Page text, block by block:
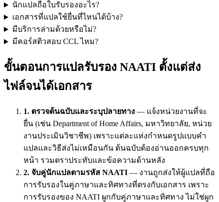
นักแปลถือใบรับรองอะไร?
เอกสารที่แปลใช้ยื่นที่ไหนได้บ้าง?
มีบริการล่ามด้วยหรือไม่?
มีคอร์สติวสอบ CCL ไหม?
ขั้นตอนการแปลรับรอง NAATI ตั้งแต่ส่ง
ไฟล์จนได้เอกสาร
1. ตรวจต้นฉบับและระบุปลายทาง — แจ้งหน่วยงานที่จะ
ยื่น (เช่น Department of Home Affairs, มหาวิทยาลัย, หน่วย
งานประเมินวิชาชีพ) เพราะแต่ละแห่งกำหนดรูปแบบคำ
แปลและวิธีส่งไม่เหมือนกัน ต้นฉบับต้องอ่านออกครบทุก
หน้า รวมตราประทับและข้อความด้านหลัง
2. จับคู่นักแปลตามรหัส NAATI — งานถูกส่งให้ผู้แปลที่ถือ
การรับรองในคู่ภาษาและทิศทางที่ตรงกับเอกสาร เพราะ
การรับรองของ NAATI ผูกกับคู่ภาษาและทิศทาง ไม่ใช่ผูก